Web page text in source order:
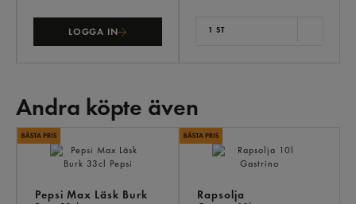
LOGGA IN 1 ST
Andra köpte även
Pepsi Max Läsk Burk
Rapsolja